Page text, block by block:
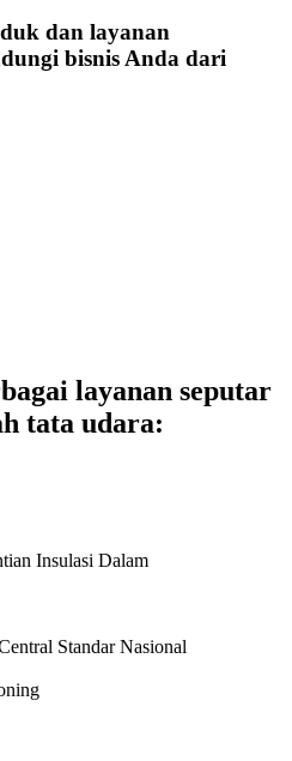
dan layanan
bisnis Anda dari
layanan seputar
tata udara:
Insulasi Dalam
Standar Nasional